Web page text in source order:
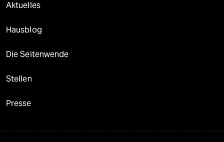
Aktuelles
Hausblog
Die Seitenwende
Stellen
Presse